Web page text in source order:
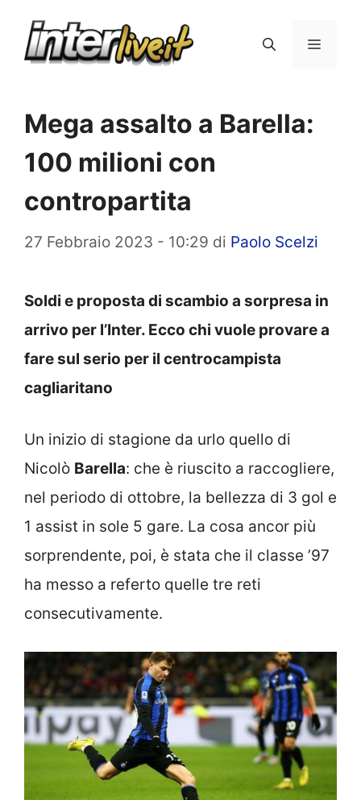
Menu
Mega assalto a Barella:
100 milioni con
contropartita
27 Febbraio 2023 - 10:29 di Paolo Scelzi
Soldi e proposta di scambio a sorpresa in
arrivo per l’Inter. Ecco chi vuole provare a
fare sul serio per il centrocampista
cagliaritano
Un inizio di stagione da urlo quello di
Nicolò Barella: che è riuscito a raccogliere,
nel periodo di ottobre, la bellezza di 3 gol e
1 assist in sole 5 gare. La cosa ancor più
sorprendente, poi, è stata che il classe ’97
ha messo a referto quelle tre reti
consecutivamente.